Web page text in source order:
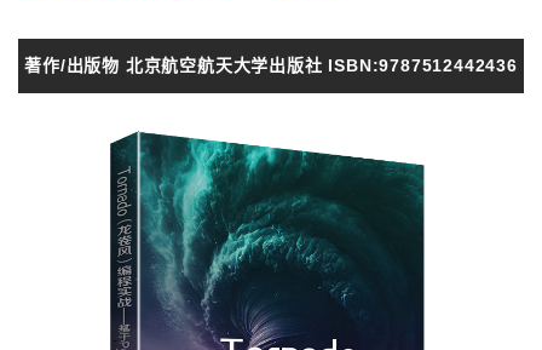
著作/出版物 北京航空航天大学出版社 ISBN:9787512442436